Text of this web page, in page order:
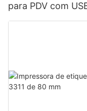
para PDV com
(opcional) - Preta